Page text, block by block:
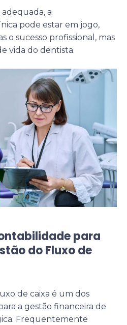
a
pode estar em jogo,
o sucesso profissional, mas
vida do dentista.
para
do Fluxo de
de caixa é um dos
a gestão financeira de
Frequentemente